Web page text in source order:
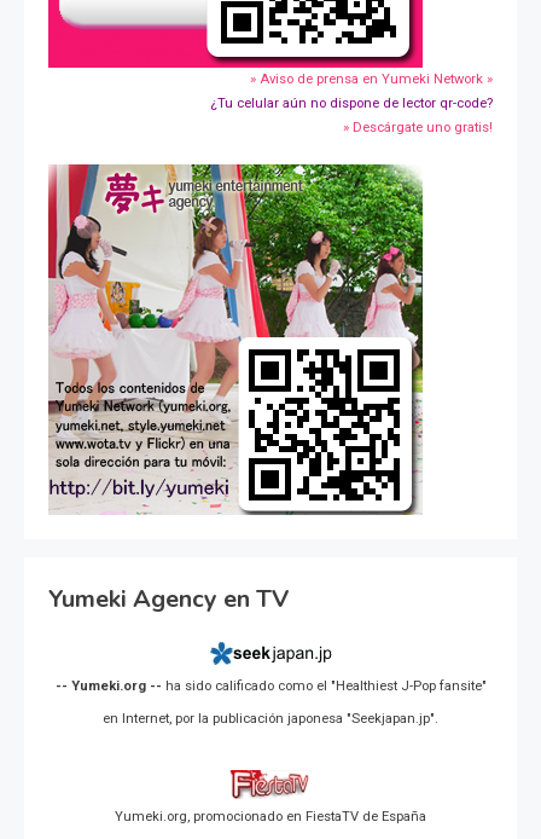
» Aviso de prensa en Yumeki Network »
¿Tu celular aún no dispone de lector qr-code?
» Descárgate uno gratis!
Yumeki Agency en TV
-- Yumeki.org -- ha sido calificado como el "Healthiest J-Pop fansite"
en Internet, por la publicación japonesa "Seekjapan.jp".
Yumeki.org, promocionado en FiestaTV de España